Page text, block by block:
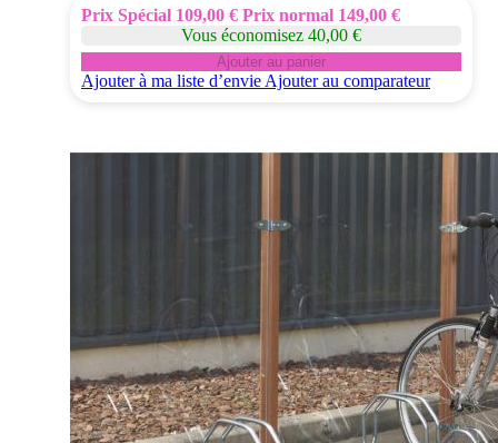
Prix Spécial 109,00 € Prix normal 149,00 €
Vous économisez 40,00 €
Ajouter au panier
Ajouter à ma liste d’envie Ajouter au comparateur